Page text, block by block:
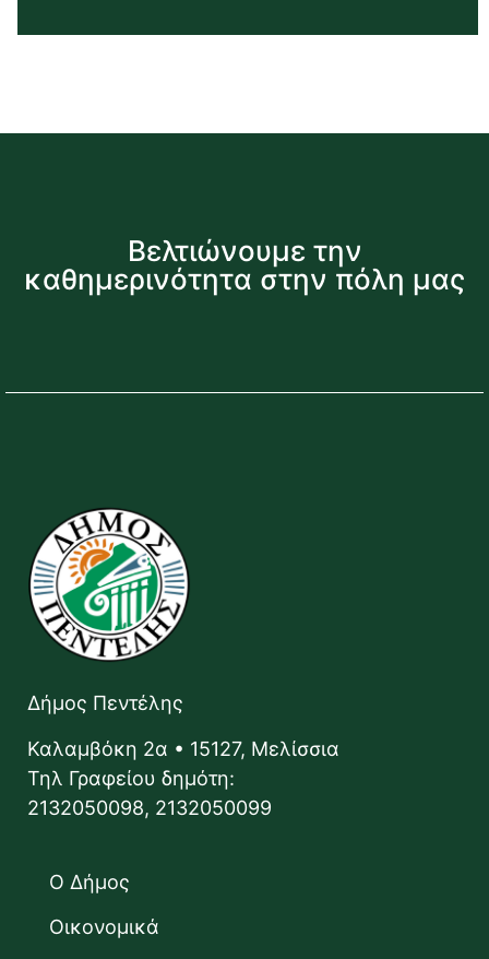
Βελτιώνουμε την
καθημερινότητα στην πόλη μας
Δήμος Πεντέλης
Καλαμβόκη 2α • 15127, Μελίσσια
Τηλ Γραφείου δημότη:
2132050098, 2132050099
Ο Δήμος
Οικονομικά